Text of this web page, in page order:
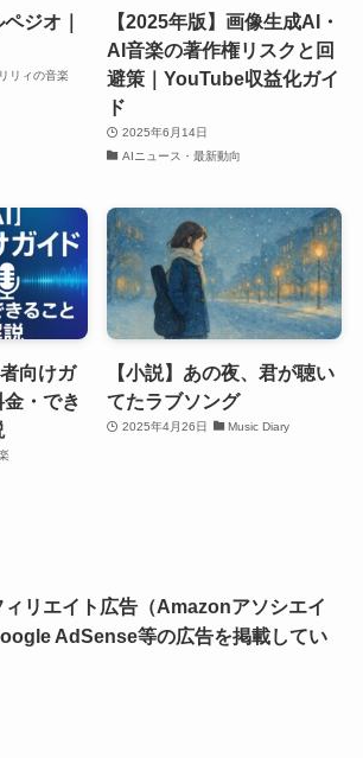
ジオ｜
リィの音楽
【2025年版】画像生成AI・
AI音楽の著作権リスクと回
避策｜YouTube収益化ガイ
ド
2025年6月14日
AIニュース・最新動向
向けガ
・でき
【小説】あの夜、君が聴い
てたラブソング
2025年4月26日 Music Diary
リエイト広告（Amazonアソシエイ
AdSense等の広告を掲載してい